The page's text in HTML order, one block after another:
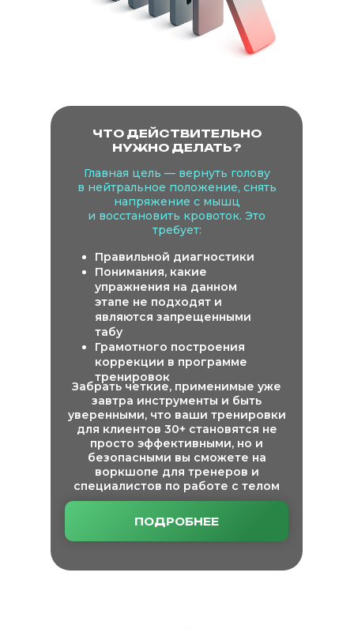
Забрать четкие, применимые уже
завтра инструменты и быть
уверенными, что ваши тренировки
для клиентов 30+ становятся не
просто эффективными, но и
безопасными вы сможете на
воркшопе для тренеров и
специалистов по работе с телом
Главная цель — вернуть голову
в нейтральное положение, снять
напряжение с мышц
и восстановить кровоток. Это
требует:
ЧТО ДЕЙСТВИТЕЛЬНО
НУЖНО ДЕЛАТЬ?
Правильной диагностики
Понимания, какие
упражнения на данном
этапе не подходят и
являются запрещенными
табу
Грамотного построения
коррекции в программе
тренировок
ПОДРОБНЕЕ